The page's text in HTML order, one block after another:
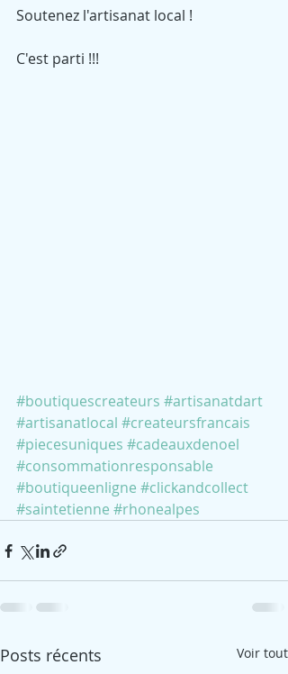
Soutenez l'artisanat local !
C'est parti !!!
#boutiquescreateurs #artisanatdart
#artisanatlocal #createursfrancais
#piecesuniques #cadeauxdenoel
#consommationresponsable
#boutiqueenligne #clickandcollect
#saintetienne #rhonealpes
Posts récents Voir tout